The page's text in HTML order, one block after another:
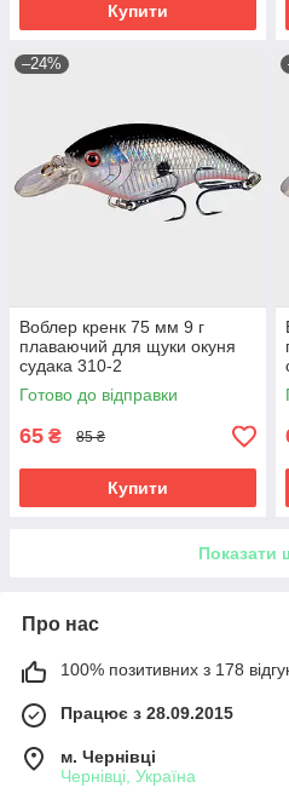
Купити
–24%
Воблер кренк 75 мм 9 г
плаваючий для щуки окуня
судака 310-2
Готово до відправки
65 ₴ 85 ₴
Купити
Показати
Про нас
100% позитивних з 178
Працює з 28.09.2015
м. Чернівці
Чернівці, Україна